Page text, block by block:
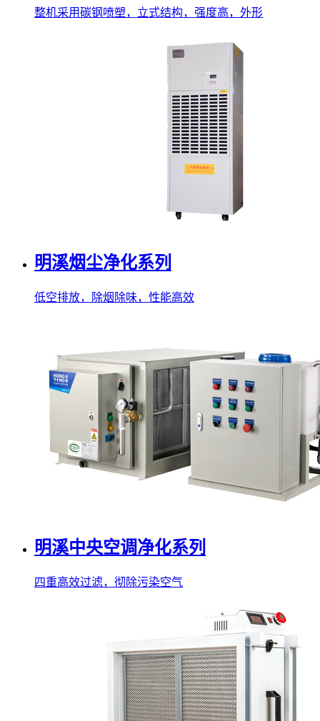
整机采用碳钢喷塑，立式结构，强度高，外形
明溪烟尘净化系列
低空排放，除烟除味，性能高效
明溪中央空调净化系列
四重高效过滤，彻除污染空气